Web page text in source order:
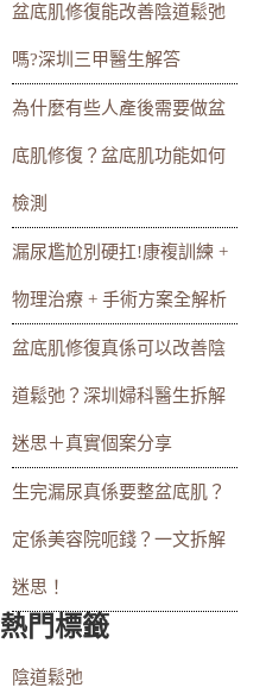
盆底肌修復能改善陰道鬆弛
嗎?深圳三甲醫生解答
為什麼有些人產後需要做盆
底肌修復？盆底肌功能如何
檢測
漏尿尷尬別硬扛!康複訓練 +
物理治療 + 手術方案全解析
盆底肌修復真係可以改善陰
道鬆弛？深圳婦科醫生拆解
迷思＋真實個案分享
生完漏尿真係要整盆底肌？
定係美容院呃錢？一文拆解
迷思！
熱門標籤
陰道鬆弛